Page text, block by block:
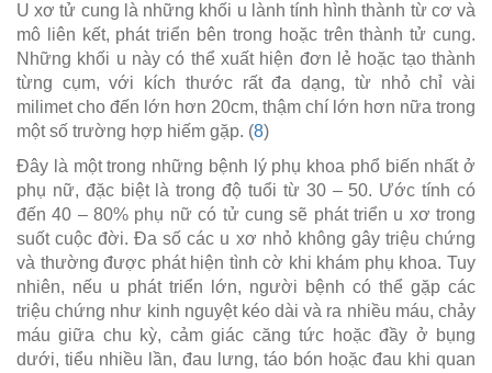
U xơ tử cung là những khối u lành tính hình thành từ cơ và
mô liên kết, phát triển bên trong hoặc trên thành tử cung.
Những khối u này có thể xuất hiện đơn lẻ hoặc tạo thành
từng cụm, với kích thước rất đa dạng, từ nhỏ chỉ vài
milimet cho đến lớn hơn 20cm, thậm chí lớn hơn nữa trong
một số trường hợp hiếm gặp. (8)
Đây là một trong những bệnh lý phụ khoa phổ biến nhất ở
phụ nữ, đặc biệt là trong độ tuổi từ 30 – 50. Ước tính có
đến 40 – 80% phụ nữ có tử cung sẽ phát triển u xơ trong
suốt cuộc đời. Đa số các u xơ nhỏ không gây triệu chứng
và thường được phát hiện tình cờ khi khám phụ khoa. Tuy
nhiên, nếu u phát triển lớn, người bệnh có thể gặp các
triệu chứng như kinh nguyệt kéo dài và ra nhiều máu, chảy
máu giữa chu kỳ, cảm giác căng tức hoặc đầy ở bụng
dưới, tiểu nhiều lần, đau lưng, táo bón hoặc đau khi quan